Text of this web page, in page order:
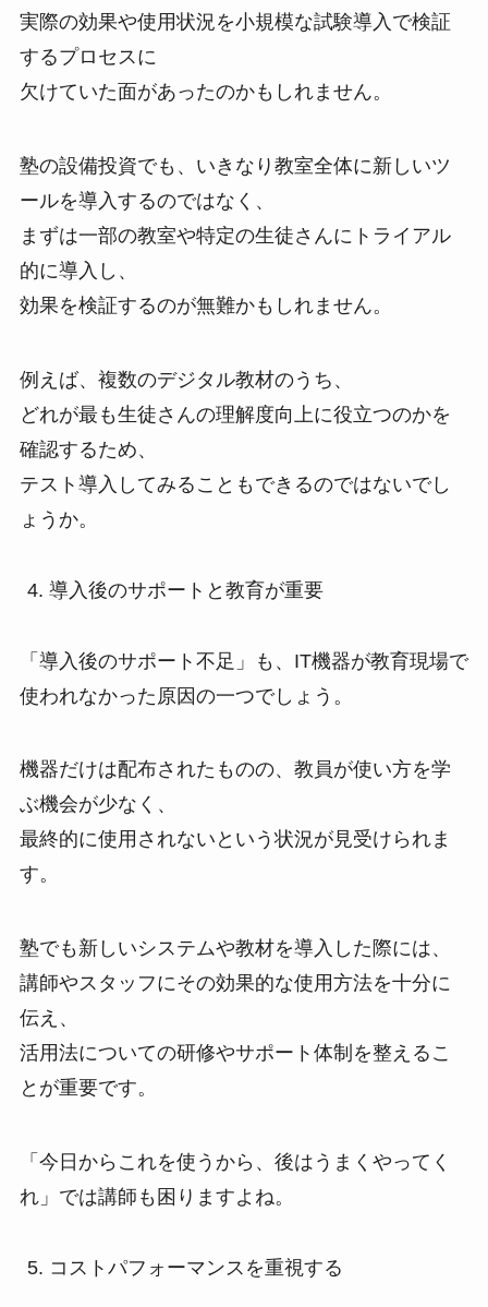
実際の効果や使用状況を小規模な試験導入で検証
するプロセスに
欠けていた面があったのかもしれません。
塾の設備投資でも、いきなり教室全体に新しいツ
ールを導入するのではなく、
まずは一部の教室や特定の生徒さんにトライアル
的に導入し、
効果を検証するのが無難かもしれません。
例えば、複数のデジタル教材のうち、
どれが最も生徒さんの理解度向上に役立つのかを
確認するため、
テスト導入してみることもできるのではないでし
ょうか。
導入後のサポートと教育が重要
「導入後のサポート不足」も、IT機器が教育現場で
使われなかった原因の一つでしょう。
機器だけは配布されたものの、教員が使い方を学
ぶ機会が少なく、
最終的に使用されないという状況が見受けられま
す。
塾でも新しいシステムや教材を導入した際には、
講師やスタッフにその効果的な使用方法を十分に
伝え、
活用法についての研修やサポート体制を整えるこ
とが重要です。
「今日からこれを使うから、後はうまくやってく
れ」では講師も困りますよね。
コストパフォーマンスを重視する